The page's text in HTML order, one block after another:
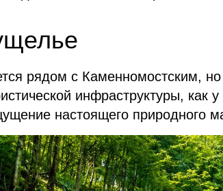
рядом с Каменномостским,
инфраструктуры, как
настоящего природного